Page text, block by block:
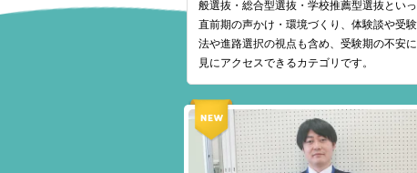
般選抜・総合型選抜・学校推薦型選抜とい
直前期の声かけ・環境づくり、体験談や受
法や進路選択の視点も含め、受験期の不安
見にアクセスできるカテゴリです。